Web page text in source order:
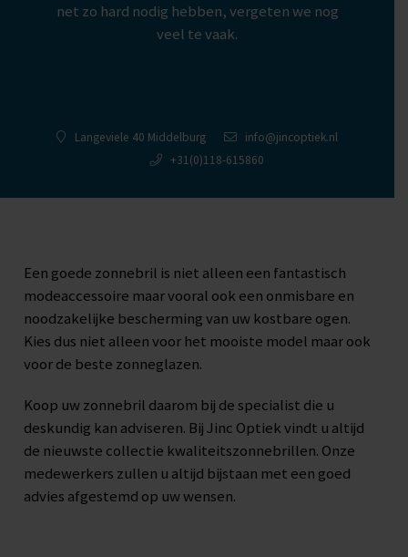
net zo hard nodig hebben, vergeten we nog
veel te vaak.
Langeviele 40 Middelburg
info@jincoptiek.nl
+31(0)118-615860
Een goede zonnebril is niet alleen een fantastisch
modeaccessoire maar vooral ook een onmisbare en
noodzakelijke bescherming van uw kostbare ogen.
Kies dus niet alleen voor het mooiste model maar ook
voor de beste zonneglazen.
Koop uw zonnebril daarom bij de specialist die u
deskundig kan adviseren. Bij Jinc Optiek vindt u altijd
de nieuwste collectie kwaliteitszonnebrillen. Onze
medewerkers zullen u altijd bijstaan met een goed
advies afgestemd op uw wensen.